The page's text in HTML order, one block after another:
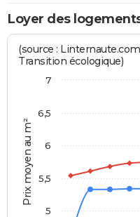
Loyer des
Prix moyen au m²
(source :
Transition écologique)
5
5,5
6
6,5
7